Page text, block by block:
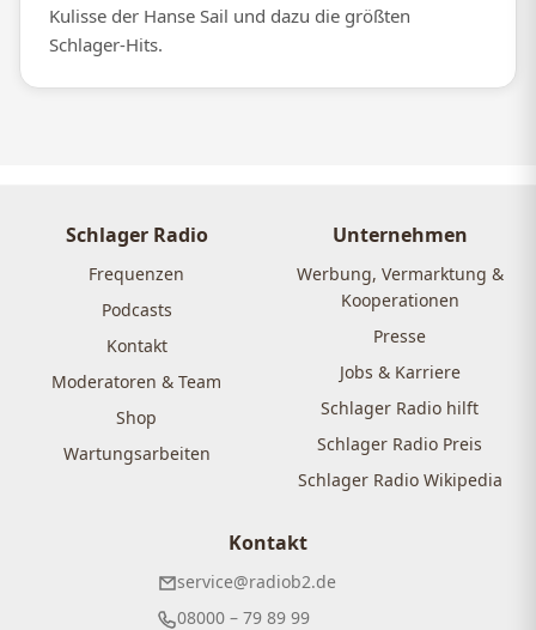
Kulisse der Hanse Sail und dazu die größten
Schlager-Hits.
Schlager Radio
Frequenzen
Podcasts
Kontakt
Moderatoren & Team
Shop
Wartungsarbeiten
Unternehmen
Werbung, Vermarktung &
Kooperationen
Presse
Jobs & Karriere
Schlager Radio hilft
Schlager Radio Preis
Schlager Radio Wikipedia
Kontakt
service@radiob2.de
08000 – 79 89 99